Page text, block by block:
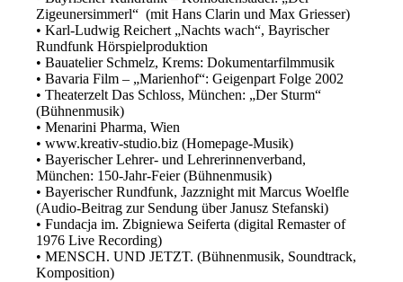
Zigeunersimmerl“ (mit Hans Clarin und Max Griesser)
• Karl-Ludwig Reichert „Nachts wach“, Bayrischer
Rundfunk Hörspielproduktion
• Bauatelier Schmelz, Krems: Dokumentarfilmmusik
• Bavaria Film – „Marienhof“: Geigenpart Folge 2002
• Theaterzelt Das Schloss, München: „Der Sturm“
(Bühnenmusik)
• Menarini Pharma, Wien
• www.kreativ-studio.biz (Homepage-Musik)
• Bayerischer Lehrer- und Lehrerinnenverband,
München: 150-Jahr-Feier (Bühnenmusik)
• Bayerischer Rundfunk, Jazznight mit Marcus Woelfle
(Audio-Beitrag zur Sendung über Janusz Stefanski)
• Fundacja im. Zbigniewa Seiferta (digital Remaster of
1976 Live Recording)
• MENSCH. UND JETZT. (Bühnenmusik, Soundtrack,
Komposition)